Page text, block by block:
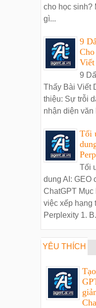
cho học sinh?
gì...
9
Viết
9
Thấy Bài Viết
thiệu: Sự trỗi
nhận diện văn
Tối
Tối
dung AI: GEO
ChatGPT Mục
việc xếp hạng
Perplexity 1.
YÊU THÍCH